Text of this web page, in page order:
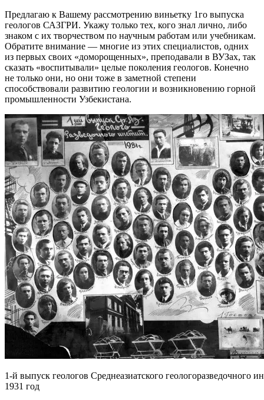
Предлагаю к Вашему рассмотрению виньетку 1го выпуска
геологов САЗГРИ. Укажу только тех, кого знал лично, либо
знаком с их творчеством по научным работам или учебникам.
Обратите внимание — многие из этих специалистов, одних
из первых своих «доморощенных», преподавали в ВУЗах, так
сказать «воспитывали» целые поколения геологов. Конечно
не только они, но они тоже в заметной степени
способствовали развитию геологии и возникновению горной
промышленности Узбекистана.
1-й выпуск геологов Среднеазиатского геологоразведочного
1931 год